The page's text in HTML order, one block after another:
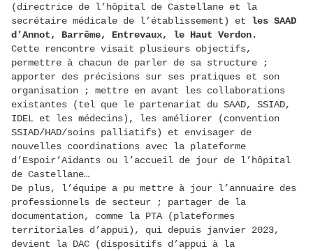
(directrice de l’hôpital de Castellane et la
secrétaire médicale de l’établissement) et les SAAD
d’Annot, Barrême, Entrevaux, le Haut Verdon.
Cette rencontre visait plusieurs objectifs,
permettre à chacun de parler de sa structure ;
apporter des précisions sur ses pratiques et son
organisation ; mettre en avant les collaborations
existantes (tel que le partenariat du SAAD, SSIAD,
IDEL et les médecins), les améliorer (convention
SSIAD/HAD/soins palliatifs) et envisager de
nouvelles coordinations avec la plateforme
d’Espoir’Aidants ou l’accueil de jour de l’hôpital
de Castellane…
De plus, l’équipe a pu mettre à jour l’annuaire des
professionnels de secteur ; partager de la
documentation, comme la PTA (plateformes
territoriales d’appui), qui depuis janvier 2023,
devient la DAC (dispositifs d’appui à la